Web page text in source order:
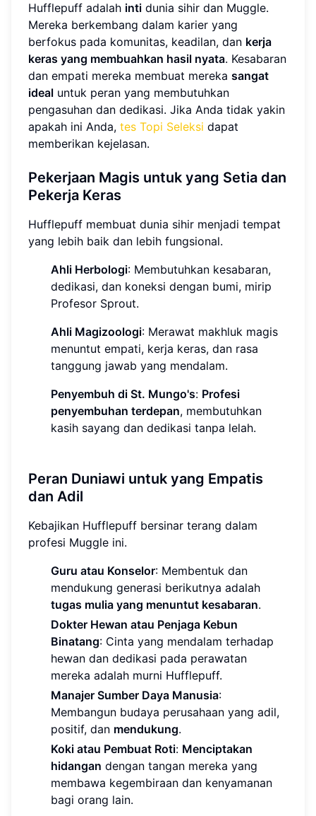
Hufflepuff adalah inti dunia sihir dan Muggle.
Mereka berkembang dalam karier yang
berfokus pada komunitas, keadilan, dan kerja
keras yang membuahkan hasil nyata. Kesabaran
dan empati mereka membuat mereka sangat
ideal untuk peran yang membutuhkan
pengasuhan dan dedikasi. Jika Anda tidak yakin
apakah ini Anda, tes Topi Seleksi dapat
memberikan kejelasan.
Pekerjaan Magis untuk yang Setia dan
Pekerja Keras
Hufflepuff membuat dunia sihir menjadi tempat
yang lebih baik dan lebih fungsional.
Ahli Herbologi: Membutuhkan kesabaran,
dedikasi, dan koneksi dengan bumi, mirip
Profesor Sprout.
Ahli Magizoologi: Merawat makhluk magis
menuntut empati, kerja keras, dan rasa
tanggung jawab yang mendalam.
Penyembuh di St. Mungo's: Profesi
penyembuhan terdepan, membutuhkan
kasih sayang dan dedikasi tanpa lelah.
Peran Duniawi untuk yang Empatis
dan Adil
Kebajikan Hufflepuff bersinar terang dalam
profesi Muggle ini.
Guru atau Konselor: Membentuk dan
mendukung generasi berikutnya adalah
tugas mulia yang menuntut kesabaran.
Dokter Hewan atau Penjaga Kebun
Binatang: Cinta yang mendalam terhadap
hewan dan dedikasi pada perawatan
mereka adalah murni Hufflepuff.
Manajer Sumber Daya Manusia:
Membangun budaya perusahaan yang adil,
positif, dan mendukung.
Koki atau Pembuat Roti: Menciptakan
hidangan dengan tangan mereka yang
membawa kegembiraan dan kenyamanan
bagi orang lain.